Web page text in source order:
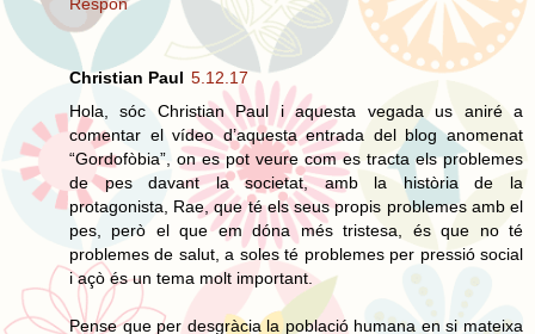
Christian Paul 5.12.17
Hola, sóc Christian Paul i aquesta vegada us aniré a
comentar el vídeo d’aquesta entrada del blog anomenat
“Gordofòbia”, on es pot veure com es tracta els problemes
de pes davant la societat, amb la història de la
protagonista, Rae, que té els seus propis problemes amb el
pes, però el que em dóna més tristesa, és que no té
problemes de salut, a soles té problemes per pressió social
i açò és un tema molt important.
Pense que per desgràcia la població humana en si mateixa